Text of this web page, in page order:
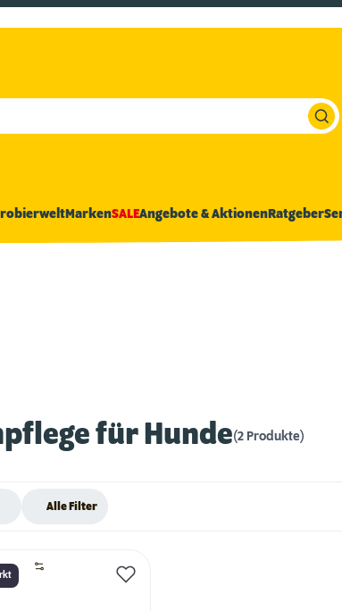
MarkenSALEAngebote & AktionenRatgeber
für Hunde(2 Produkte)
Alle Filter